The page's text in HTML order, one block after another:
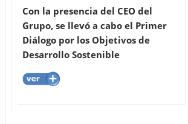
Con la presencia del CEO del
Grupo, se llevó a cabo el Primer
Diálogo por los Objetivos de
Desarrollo Sostenible